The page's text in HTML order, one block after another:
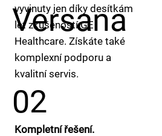
Versana
vyvinuty jen díky desítkám
let zkušeností GE
Healthcare. Získáte také
komplexní podporu a
kvalitní servis.
02
Kompletní řešení.